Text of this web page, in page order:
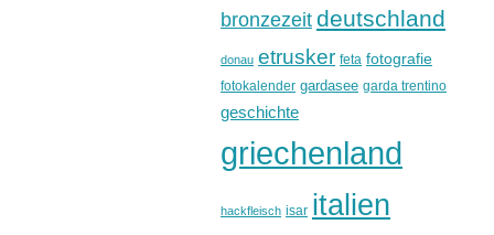
bronzezeit deutschland
donau etrusker feta fotografie
fotokalender gardasee garda trentino
geschichte
griechenland
hackfleisch isar italien